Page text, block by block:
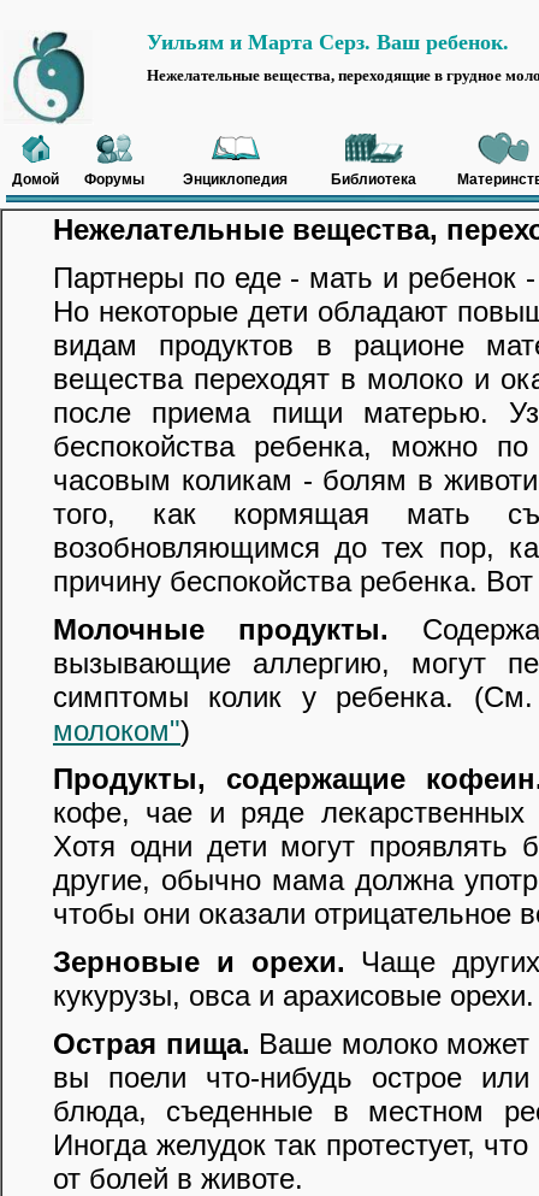
Уильям и Марта Серз. Ваш ребенок.
Нежелательные вещества, переходящие в грудное
Домой Форумы Энциклопедия Библиотека
Нежелательные вещества,
Партнеры по еде - мать и ребенок
Но некоторые дети обладают
видам продуктов в рационе
вещества переходят в молоко и
после приема пищи матерью.
беспокойства ребенка, можно
часовым коликам - болям в
того, как кормящая мать
возобновляющимся до тех пор,
причину беспокойства ребенка.
Молочные продукты.
вызывающие аллергию, могут
симптомы колик у ребенка.
молоком")
Продукты, содержащие
кофе, чае и ряде лекарственных
Хотя одни дети могут проявлять
другие, обычно мама должна
чтобы они оказали отрицательное
Зерновые и орехи. Чаще
кукурузы, овса и арахисовые орехи.
Острая пища. Ваше молоко может
вы поели что-нибудь острое
блюда, съеденные в местном
Иногда желудок так протестует,
от болей в животе.